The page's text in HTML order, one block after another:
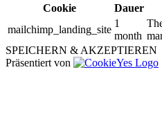
Cookie
Dauer
mailchimp_landing_site
1
month
SPEICHERN & AKZEPTIEREN
Präsentiert von